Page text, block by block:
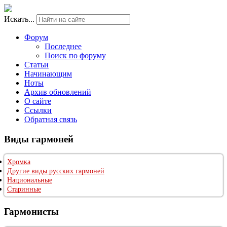
Искать...
Форум
Последнее
Поиск по форуму
Статьи
Начинающим
Ноты
Архив обновлений
О сайте
Ссылки
Обратная связь
Виды гармоней
Хромка
Другие виды русских гармоней
Национальные
Старинные
Гармонисты